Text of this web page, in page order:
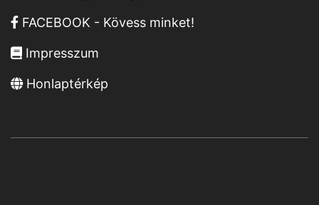
FACEBOOK - Kövess minket!
Impresszum
Honlaptérkép